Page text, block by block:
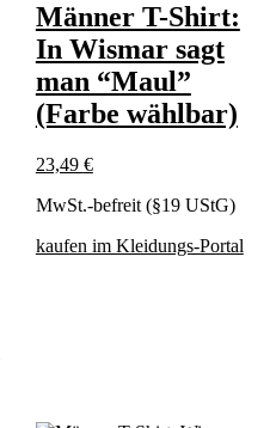
Männer T-Shirt:
In Wismar sagt
man “Maul”
(Farbe wählbar)
23,49 €
MwSt.-befreit (§19 UStG)
kaufen im Kleidungs-Portal